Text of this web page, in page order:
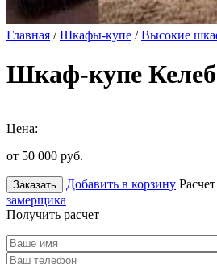
Главная /Шкафы-купе /Высокие
Шкаф-купе
Цена:
от 50 000 руб.
Заказать Добавить в корзину
замерщика
Получить расчет